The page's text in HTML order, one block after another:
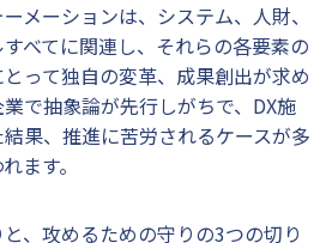
メーションは、システム、人財、
べてに関連し、それらの各要素の
って独自の変革、成果創出が求め
で抽象論が先行しがちで、DX施
果、推進に苦労されるケースが多
ます。
、攻めるための守りの3つの切り